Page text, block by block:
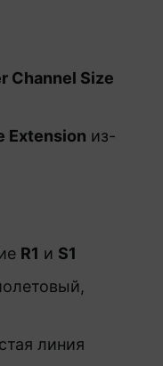
Channel Size
Extension из-
R1 и S1
линия